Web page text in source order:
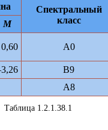
Спектральный
класс
M
0,60 A0
В9
А8
Таблица 1.2.1.38.1